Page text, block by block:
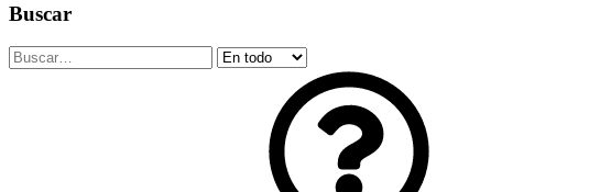
Buscar